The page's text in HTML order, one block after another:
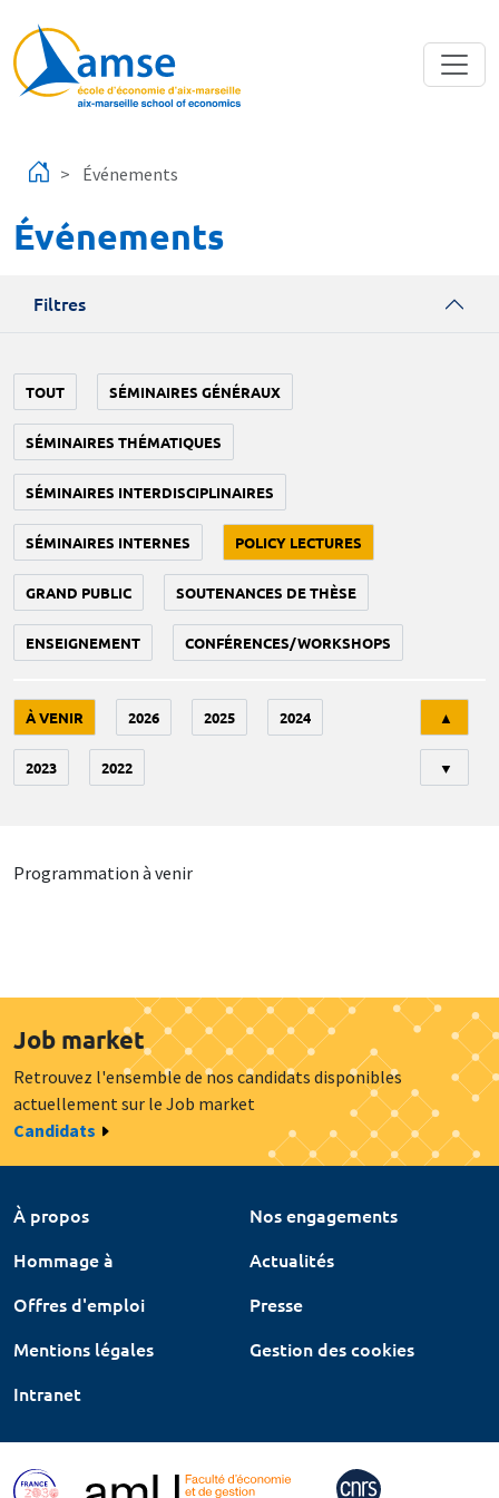
Événements
Événements
Filtres
TOUT SÉMINAIRES GÉNÉRAUX
SÉMINAIRES THÉMATIQUES
SÉMINAIRES INTERDISCIPLINAIRES
SÉMINAIRES INTERNES POLICY LECTURES
GRAND PUBLIC SOUTENANCES DE THÈSE
ENSEIGNEMENT CONFÉRENCES/WORKSHOPS
À VENIR 2026 2025 2024
2023 2022
▲
▼
Programmation à venir
Job market
Retrouvez l'ensemble de nos candidats disponibles
actuellement sur le Job market
Candidats
À propos
Nos engagements
Hommage à
Actualités
Offres d'emploi
Presse
Mentions légales
Gestion des cookies
Intranet